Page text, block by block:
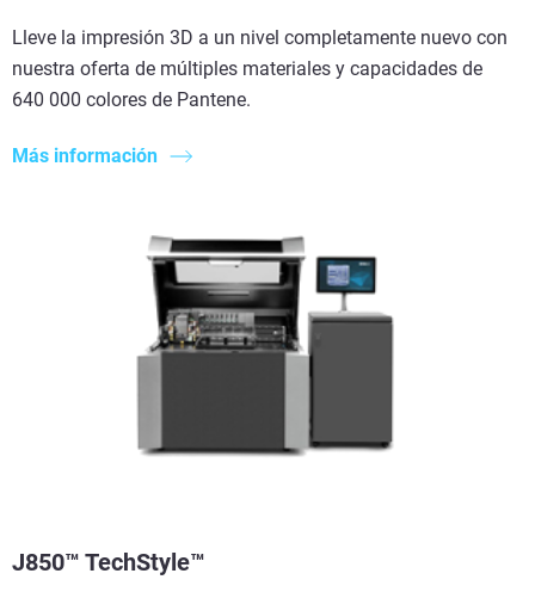
Lleve la impresión 3D a un nivel completamente nuevo con
nuestra oferta de múltiples materiales y capacidades de
640 000 colores de Pantene.
Más información
J850™ TechStyle™